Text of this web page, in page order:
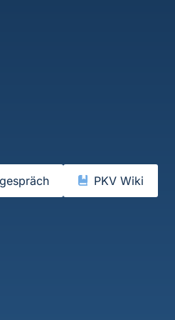
PKV Wiki